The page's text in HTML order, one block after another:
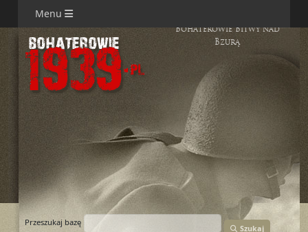
Menu
Bohaterowie Bitwy nad
Bzurą
Przeszukaj bazę
Szukaj